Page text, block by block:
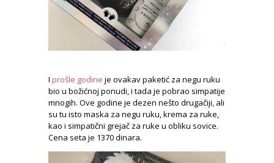
I prošle godine je ovakav paketić za negu ruku
bio u božićnoj ponudi, i tada je pobrao simpatije
mnogih. Ove godine je dezen nešto drugačiji, ali
su tu isto maska za negu ruku, krema za ruke,
kao i simpatični grejač za ruke u obliku sovice.
Cena seta je 1370 dinara.